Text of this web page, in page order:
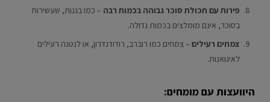
פירות עם תכולת סוכר גבוהה בכמות רבה – כמו בננות, שעשירות
בסוכר, אינם מומלצים בכמות גדולה.
צמחים רעילים – צמחים כמו רוברב, רודודנדרון, או לנטנה רעילים
לאיגואנות.
היוועצות עם מומחים: